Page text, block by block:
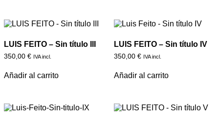
LUIS FEITO – Sin título III
350,00 € IVA incl.
Añadir al carrito
LUIS FEITO – Sin título IV
350,00 € IVA incl.
Añadir al carrito